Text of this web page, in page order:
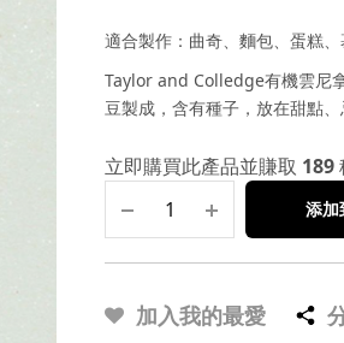
適合製作：曲奇、麵包、蛋糕
Taylor and Colledge有機雲尼
豆製成，含有種子，放在甜點
立即購買此產品並賺取 189
添加
加入我的最愛